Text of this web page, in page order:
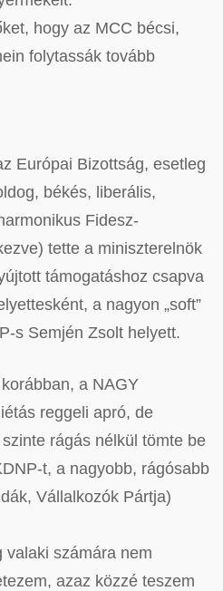
hogy az MCC bécsi,
folytassák tovább
Európai Bizottság, esetleg
békés, liberális,
Fidesz-
tette a miniszterelnök
támogatáshoz csapva
a nagyon „soft”
s Semjén Zsolt helyett.
a NAGY
reggeli apró, de
rágás nélkül tömte be
t, a nagyobb, rágósabb
Vállalkozók Pártja)
valaki számára nem
azaz közzé teszem